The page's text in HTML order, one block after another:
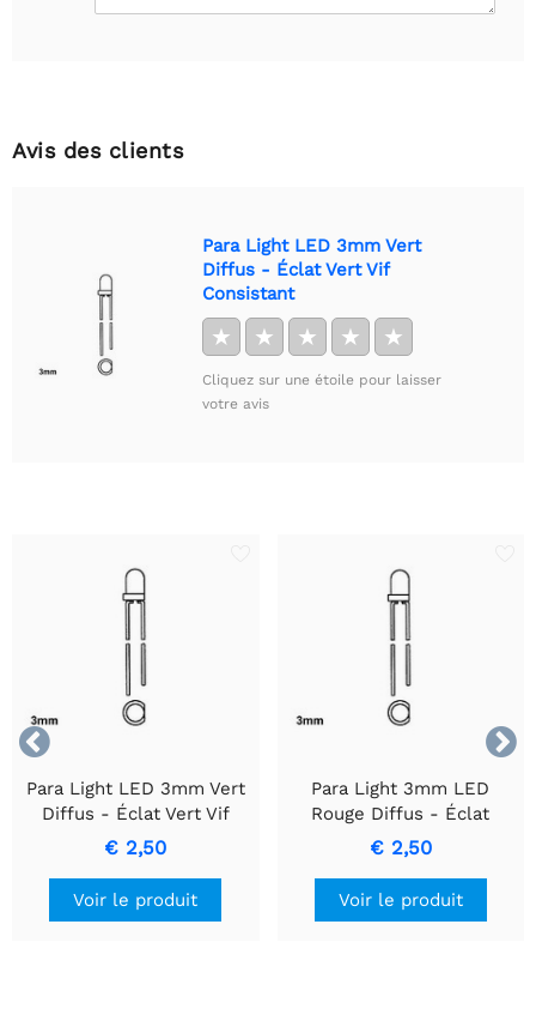
Avis des clients
Para Light LED 3mm Vert
Diffus - Éclat Vert Vif
Consistant
★ ★ ★ ★ ★
Cliquez sur une étoile pour laisser
votre avis


Para Light LED 3mm Vert
Diffus - Éclat Vert Vif
Consistant
€ 2,50
Voir le produit
Para Light 3mm LED
Rouge Diffus - Éclat
Rouge Précis
€ 2,50
Voir le produit